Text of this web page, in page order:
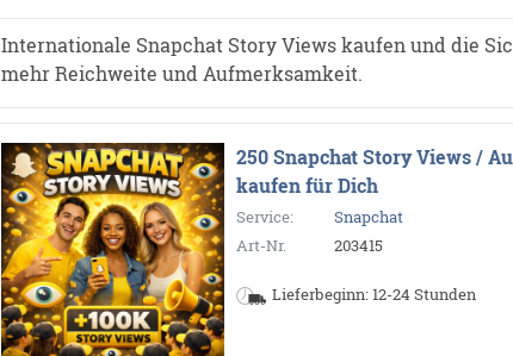
Internationale Snapchat Story Views kaufen und die
mehr Reichweite und Aufmerksamkeit.
250 Snapchat Story Views /
kaufen für Dich
Service:
Snapchat
Art-Nr.
203415
Lieferbeginn: 12-24 Stunden